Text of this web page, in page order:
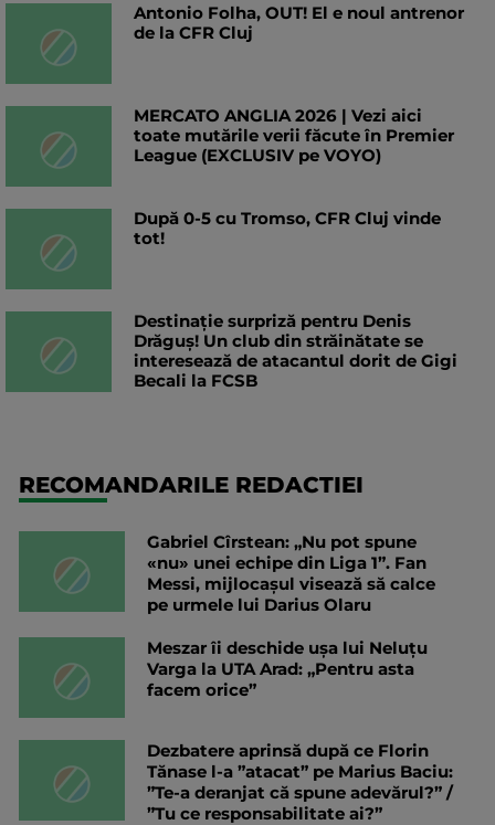
Antonio Folha, OUT! El e noul antrenor
de la CFR Cluj
MERCATO ANGLIA 2026 | Vezi aici
toate mutările verii făcute în Premier
League (EXCLUSIV pe VOYO)
După 0-5 cu Tromso, CFR Cluj vinde
tot!
Destinație surpriză pentru Denis
Drăguș! Un club din străinătate se
interesează de atacantul dorit de Gigi
Becali la FCSB
RECOMANDARILE REDACTIEI
Gabriel Cîrstean: „Nu pot spune
«nu» unei echipe din Liga 1”. Fan
Messi, mijlocașul visează să calce
pe urmele lui Darius Olaru
Meszar îi deschide ușa lui Neluțu
Varga la UTA Arad: „Pentru asta
facem orice”
Dezbatere aprinsă după ce Florin
Tănase l-a ”atacat” pe Marius Baciu:
”Te-a deranjat că spune adevărul?” /
”Tu ce responsabilitate ai?”